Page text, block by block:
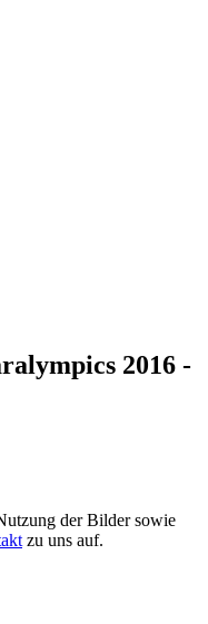
2016 -
der Bilder sowie
zu uns auf.